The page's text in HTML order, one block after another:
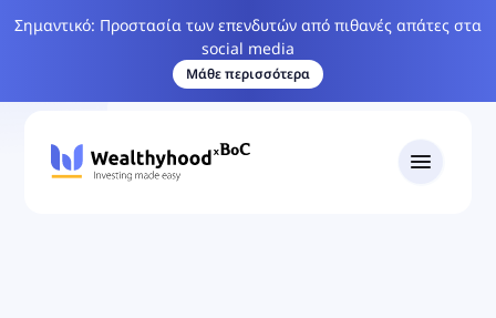
Σημαντικό: Προστασία των επενδυτών από πιθανές απάτες στα
social media
Μάθε περισσότερα